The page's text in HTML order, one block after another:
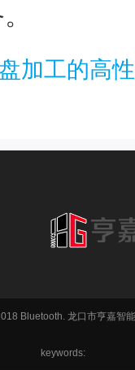
加工的高
Bluetooth. 龙口市亨嘉智
keywords: